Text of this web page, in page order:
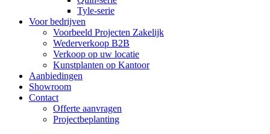
Tyle-serie
Voor bedrijven
Voorbeeld Projecten Zakelijk
Wederverkoop B2B
Verkoop op uw locatie
Kunstplanten op Kantoor
Aanbiedingen
Showroom
Contact
Offerte aanvragen
Projectbeplanting